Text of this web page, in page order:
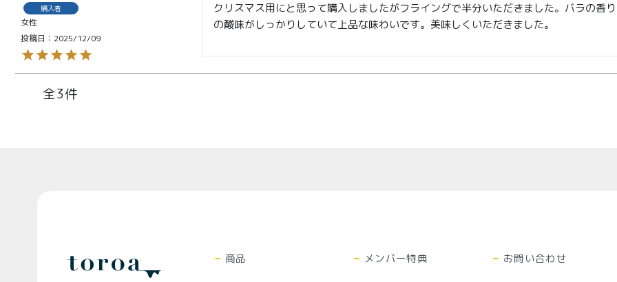
購入者
女性
投稿日
2025/12/09
クリスマス用にと思って購入しましたがフライングで半分いただきました。バラの香
の酸味がしっかりしていて上品な味わいです。美味しくいただきました。
3
商品 メンバー特典 お問い合わせ